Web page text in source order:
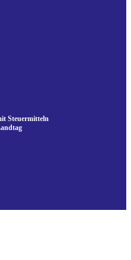
Steuermitteln